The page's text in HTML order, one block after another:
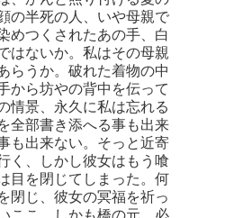
の半死の人、いや母親で
めつくされたあの手、白
はないか。私はその母親
らうか。破れた着物の中
から坊やの背中を伝って
情景、永久に私は忘れる
全部書き添へる事も出来
も出来ない。そっと近寄
く、しかし彼女はもう喰
目を閉じてしまった。何
閉じ、彼女の冥福を祈っ
ここ、しかも橋の元、必